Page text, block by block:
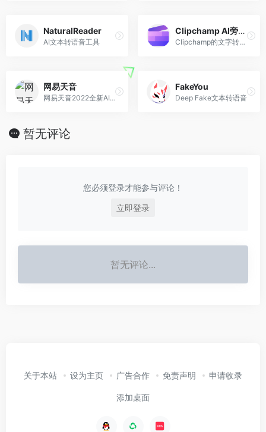
NaturalReader
AI文本转语音工具
Clipchamp AI旁白生成器
Clipchamp的文字转语音生成器
网易天音
网易天音2022全新AI创作平台正式上线，海量风格限时限免；一键渲染，点亮你的音乐天赋！
FakeYou
Deep Fake文本转语音
暂无评论
您必须登录才能参与评论！
立即登录
暂无评论...
关于本站 设为主页 广告合作 免责声明 申请收录
添加桌面